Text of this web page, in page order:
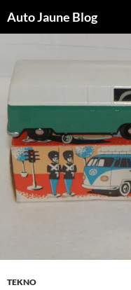
Auto Jaune Blog
TEKNO